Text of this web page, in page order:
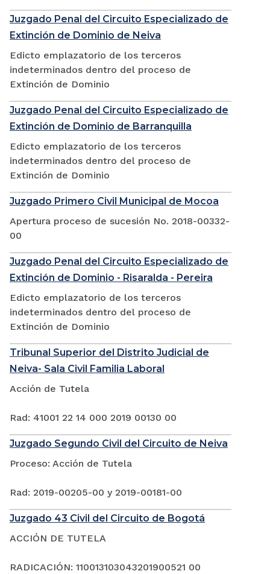
Juzgado Penal del Circuito Especializado de
Extinción de Dominio de Neiva
Edicto emplazatorio de los terceros
indeterminados dentro del proceso de
Extinción de Dominio
Juzgado Penal del Circuito Especializado de
Extinción de Dominio de Barranquilla
Edicto emplazatorio de los terceros
indeterminados dentro del proceso de
Extinción de Dominio
Juzgado Primero Civil Municipal de Mocoa
Apertura proceso de sucesión No. 2018-00332-
00
Juzgado Penal del Circuito Especializado de
Extinción de Dominio - Risaralda - Pereira
Edicto emplazatorio de los terceros
indeterminados dentro del proceso de
Extinción de Dominio
Tribunal Superior del Distrito Judicial de
Neiva- Sala Civil Familia Laboral
Acción de Tutela
Rad: 41001 22 14 000 2019 00130 00
Juzgado Segundo Civil del Circuito de Neiva
Proceso: Acción de Tutela
Rad: 2019-00205-00 y 2019-00181-00
Juzgado 43 Civil del Circuito de Bogotá
ACCIÓN DE TUTELA
RADICACIÓN: 110013103043201900521 00